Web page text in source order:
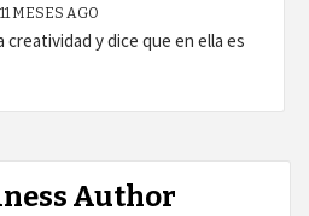
11 MESES AGO
creatividad y dice que en ella es
Author